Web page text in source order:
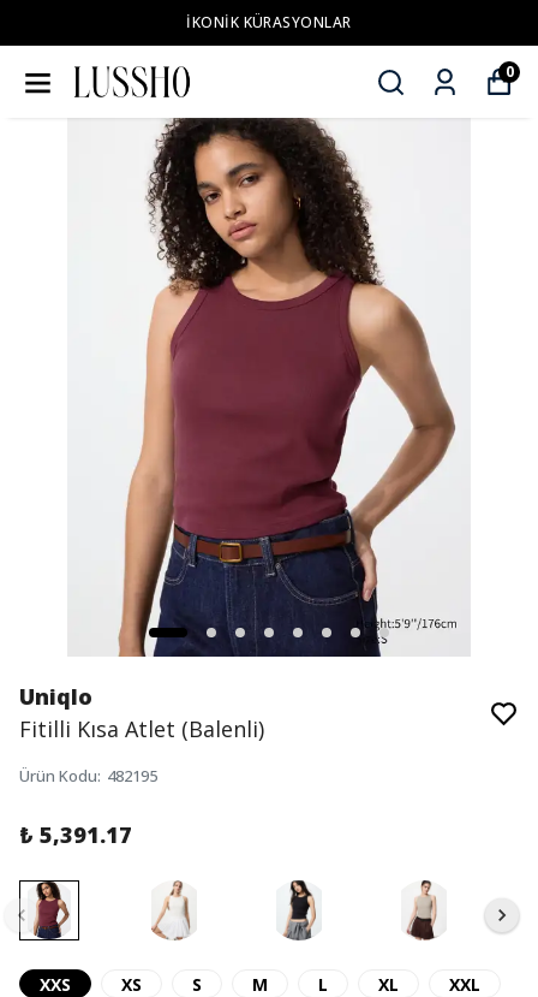
İKONİK KÜRASYONLAR
0
Uniqlo
Fitilli Kısa Atlet (Balenli)
Ürün Kodu: 482195
₺ 5,391.17
XXS XS S M L XL XXL